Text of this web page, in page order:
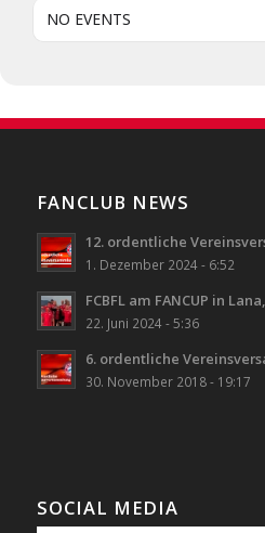
NO EVENTS
FANCLUB NEWS
12. ordentliche
1. Dezember 2024 - 6:52
FCBFL am FANCUP in
22. Juni 2024 - 5:36
6. ordentliche
30. November 2018 - 19:17
SOCIAL MEDIA